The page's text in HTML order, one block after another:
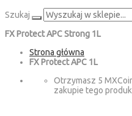
Szukaj
FX Protect APC Strong 1L
Strona główna
FX Protect APC 1L
Otrzymasz 5
zakupie tego